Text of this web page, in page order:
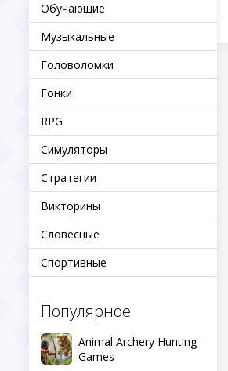
Обучающие
Музыкальные
Головоломки
Гонки
RPG
Симуляторы
Стратегии
Викторины
Словесные
Спортивные
Популярное
Animal Archery Hunting
Games